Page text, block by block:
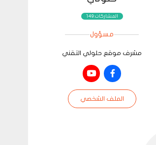
المشاركات:149
مسؤول
مشرف موقع حلولي التقني
الملف الشخصي